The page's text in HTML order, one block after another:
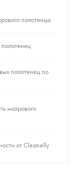
полотенца
полотенец
полотенец по
махрового
от Cleanelly